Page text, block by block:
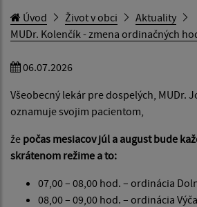
Úvod Život v obci
Aktuality
MUDr. Kolenčík - zmena ordinačných
06.07.2026
Všeobecný lekár pre dospelých, MUDr.
oznamuje svojim pacientom,
že počas mesiacov júl a august bude
skrátenom režime a to:
07,00 – 08,00 hod. – ordinácia
08,00 – 09,00 hod. – ordinácia